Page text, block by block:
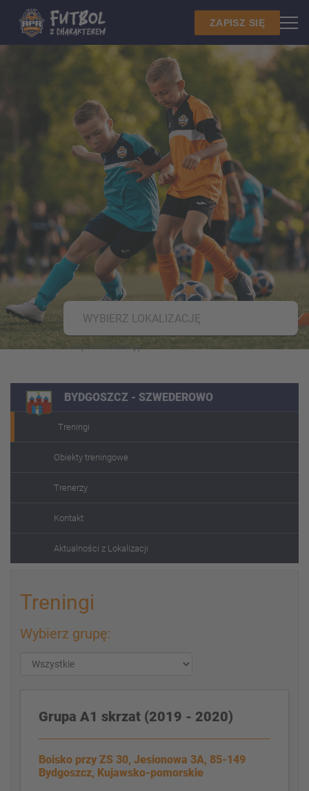
ZAPISZ SIĘ
WYBIERZ LOKALIZACJĘ
BYDGOSZCZ - SZWEDEROWO
Treningi
Obiekty treningowe
Trenerzy
Kontakt
Aktualności z Lokalizacji
Treningi
Wybierz grupę:
Grupa A1 skrzat (2019 - 2020)
Boisko przy ZS 30, Jesionowa 3A, 85-149
Bydgoszcz, Kujawsko-pomorskie